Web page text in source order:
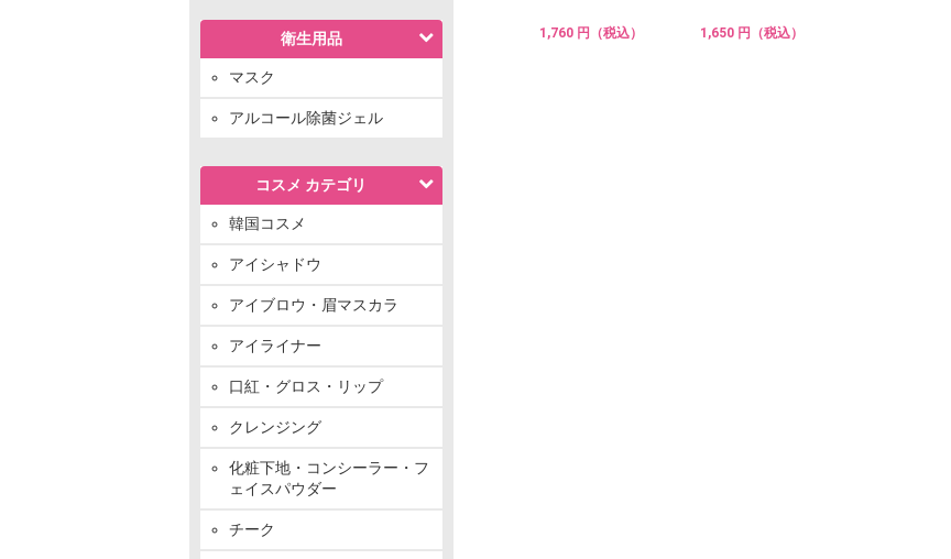
衛生用品
マスク
アルコール除菌ジェル
コスメ カテゴリ
韓国コスメ
アイシャドウ
アイブロウ・眉マスカラ
アイライナー
口紅・グロス・リップ
クレンジング
化粧下地・コンシーラー・フ
ェイスパウダー
チーク
1,760 円（税込） 1,650 円（税込）